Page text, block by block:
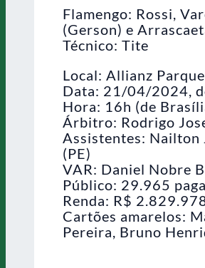
Flamengo: Rossi,
(Gerson) e
Técnico: Tite
Local: Allianz
Data: 21/04/2024,
Hora: 16h (de
Árbitro: Rodrigo
Assistentes: Nailton
(PE)
VAR: Daniel Nobre
Público: 29.965
Renda: R$
Cartões amarelos:
Pereira, Bruno